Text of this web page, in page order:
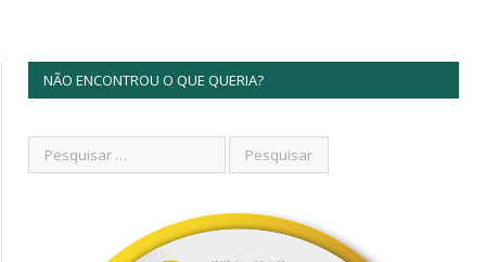
NÃO ENCONTROU O QUE QUERIA?